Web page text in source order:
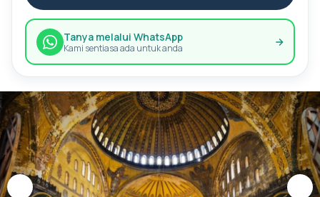
Tanya melalui WhatsApp
Kami sentiasa ada untuk anda